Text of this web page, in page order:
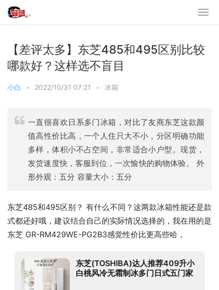
【差评太多】东芝485和495区别比较
哪款好？这样选不盲目
小白 • 2022/10/31 07:21 • 冰箱
一直很喜欢日系多门冰箱，对比了友商东芝这款颜
值高性价比高，一个人住只大不小，分区明确功能
多样，体积小不占空间，非常适合小户型。现货，
发货速度快，客服到位，一次愉快的购物体验。 外
形外观：五分 容量大小：五分
东芝485和495区别？ 有什么不同？这两款冰箱性能还是款
式都还好哦，建议结合自己的实际情况选择的，我在用的是
东芝 GR-RM429WE-PG2B3感觉性价比更高些哈，
东芝(TOSHIBA)达人推荐409升小
白桃风冷无霜制冰多门日式五门家